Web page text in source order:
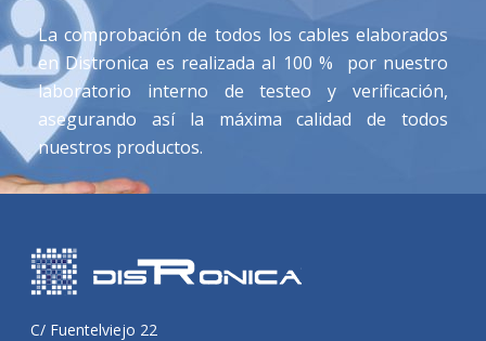
La comprobación de todos los cables elaborados
en Distronica es realizada al 100 % por nuestro
laboratorio interno de testeo y verificación,
asegurando así la máxima calidad de todos
nuestros productos.
C/ Fuentelviejo 22